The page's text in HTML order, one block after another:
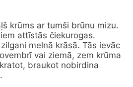
krūms ar tumši brūnu mizu.
attīstās čiekurogas.
melnā krāsā. Tās ievāc
vai ziemā, zem krūma
braukot nobirdina